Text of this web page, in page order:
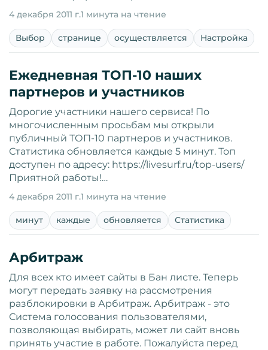
4 декабря 2011 г.1 минута на чтение
Выбор странице осуществляется Настройка
Ежедневная ТОП-10 наших
партнеров и участников
Дорогие участники нашего сервиса! По
многочисленным просьбам мы открыли
публичный ТОП-10 партнеров и участников.
Статистика обновляется каждые 5 минут. Топ
доступен по адресу: https://livesurf.ru/top-users/
Приятной работы!…
4 декабря 2011 г.1 минута на чтение
минут каждые обновляется Статистика
Арбитраж
Для всех кто имеет сайты в Бан листе. Теперь
могут передать заявку на рассмотрения
разблокировки в Арбитраж. Арбитраж - это
Система голосования пользователями,
позволяющая выбирать, может ли сайт вновь
принять участие в работе. Пожалуйста перед